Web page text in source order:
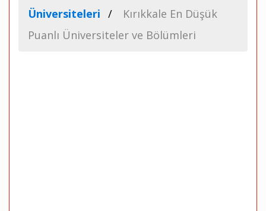
Üniversiteleri
Kırıkkale En Düşük
Puanlı Üniversiteler ve Bölümleri